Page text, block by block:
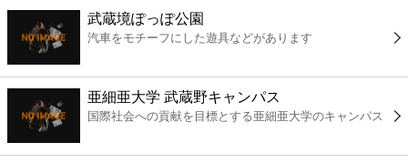
コンビニ
薬局
スーパー
武蔵境ぽっぽ公園
汽車をモチーフにした遊具などがあります
亜細亜大学 武蔵野キャンパス
国際社会への貢献を目標とする亜細亜大学のキャンパス